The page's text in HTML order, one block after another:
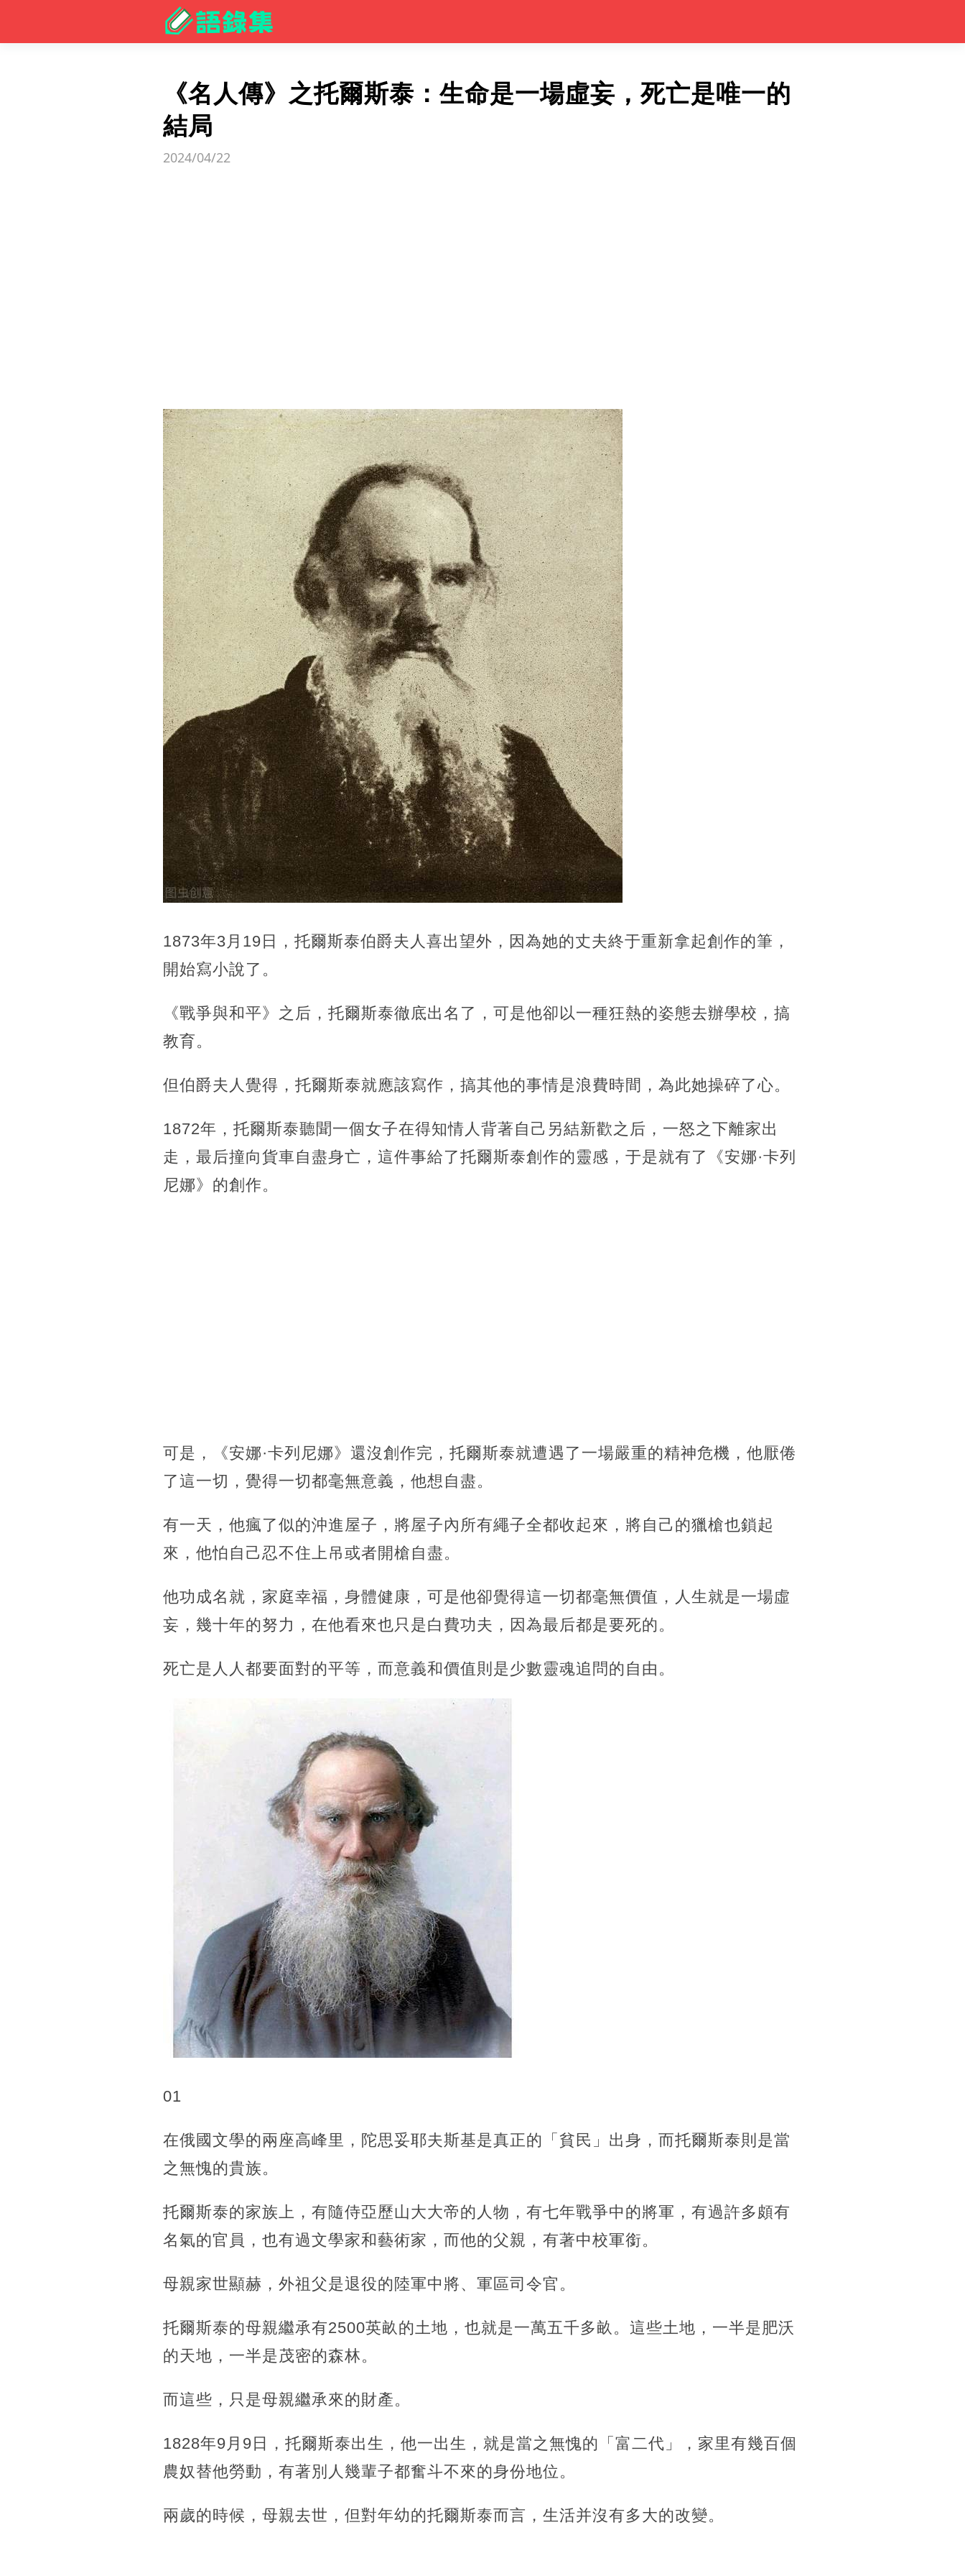
《名人傳》之托爾斯泰：生命是一場虛妄，死亡是唯一的
結局
2024/04/22
1873年3月19日， 托爾斯泰伯爵夫人喜出望外，因為她的丈夫終于重新拿起創作的筆，
開始寫小說了。
《戰爭與和平》之后，托爾斯泰徹底出名了，可是他卻以一種狂熱的姿態去辦學校，搞
教育。
但伯爵夫人覺得， 托爾斯泰就應該寫作，搞其他的事情是浪費時間，為此她操碎了心。
1872年，托爾斯泰聽聞一個女子在得知情人背著自己另結新歡之后，一怒之下離家出
走，最后撞向貨車自盡身亡，這件事給了托爾斯泰創作的靈感，于是就有了《安娜·卡列
尼娜》的創作。
可是，《安娜·卡列尼娜》還沒創作完，托爾斯泰就遭遇了一場嚴重的精神危機，他厭倦
了這一切，覺得一切都毫無意義，他想自盡。
有一天，他瘋了似的沖進屋子，將屋子內所有繩子全都收起來，將自己的獵槍也鎖起
來，他怕自己忍不住上吊或者開槍自盡。
他功成名就，家庭幸福，身體健康，可是他卻覺得這一切都毫無價值，人生就是一場虛
妄，幾十年的努力，在他看來也只是白費功夫，因為最后都是要死的。
死亡是人人都要面對的平等，而意義和價值則是少數靈魂追問的自由。
01
在俄國文學的兩座高峰里，陀思妥耶夫斯基是真正的「貧民」出身，而托爾斯泰則是當
之無愧的貴族。
托爾斯泰的家族上，有隨侍亞歷山大大帝的人物，有七年戰爭中的將軍，有過許多頗有
名氣的官員，也有過文學家和藝術家，而他的父親，有著中校軍銜。
母親家世顯赫，外祖父是退役的陸軍中將、軍區司令官。
托爾斯泰的母親繼承有2500英畝的土地，也就是一萬五千多畝。這些土地，一半是肥沃
的天地，一半是茂密的森林。
而這些，只是母親繼承來的財產。
1828年9月9日，托爾斯泰出生，他一出生，就是當之無愧的「富二代」，家里有幾百個
農奴替他勞動，有著別人幾輩子都奮斗不來的身份地位。
兩歲的時候，母親去世，但對年幼的托爾斯泰而言，生活并沒有多大的改變。